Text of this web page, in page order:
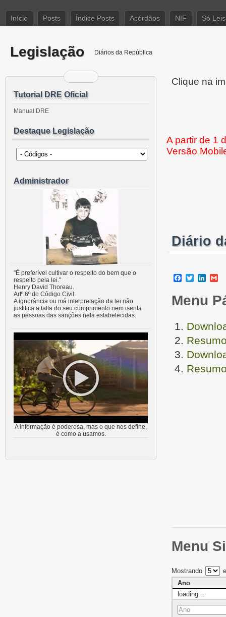
Início Posts Índice Posts Acórdãos NIF Só Leis
Legislação Diários da República
Clique na
A partir de 1
Versão
Diário
Facebook
Twitter
Menu
Menu
Mostrando
Ano
loading...
Tutorial DRE Oficial
Manual DRE
Destaque Legislação
Administrador
"É preferível cultivar o respeito do bem que o
respeito pela lei."
Henry David Thoreau.
Artº 6º do Código Civil:
A ignorância ou má interpretação da lei não
justifica a falta do seu cumprimento nem isenta
as pessoas das sanções nela estabelecidas.
A informação é poderosa, mas o que nos define,
é como a usamos.